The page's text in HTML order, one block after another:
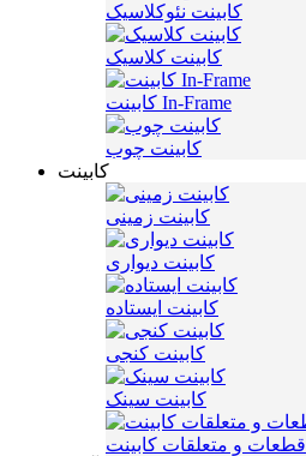
کابینت نئوکلاسیک
کابینت کلاسیک
کابینت In-Frame
کابینت چوب
کابینت
کابینت زمینی
کابینت دیواری
کابینت ایستاده
کابینت کنجی
کابینت سینک
قطعات و متعلقات کابینت